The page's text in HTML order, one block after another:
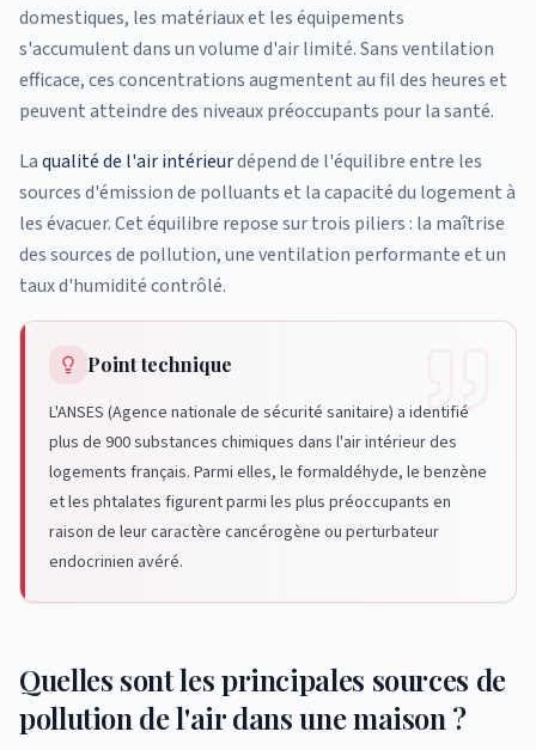
domestiques, les matériaux et les équipements
s'accumulent dans un volume d'air limité. Sans ventilation
efficace, ces concentrations augmentent au fil des heures et
peuvent atteindre des niveaux préoccupants pour la santé.
Laqualité de l'air intérieurdépend de l'équilibre entre les
sources d'émission de polluants et la capacité du logement à
les évacuer. Cet équilibre repose sur trois piliers : la maîtrise
des sources de pollution, une ventilation performante et un
taux d'humidité contrôlé.
Point technique
L'ANSES (Agence nationale de sécurité sanitaire) a identifié
plus de 900 substances chimiques dans l'air intérieur des
logements français. Parmi elles, le formaldéhyde, le benzène
et les phtalates figurent parmi les plus préoccupants en
raison de leur caractère cancérogène ou perturbateur
endocrinien avéré.
Quelles sont les principales sources de
pollution de l'air dans une maison ?